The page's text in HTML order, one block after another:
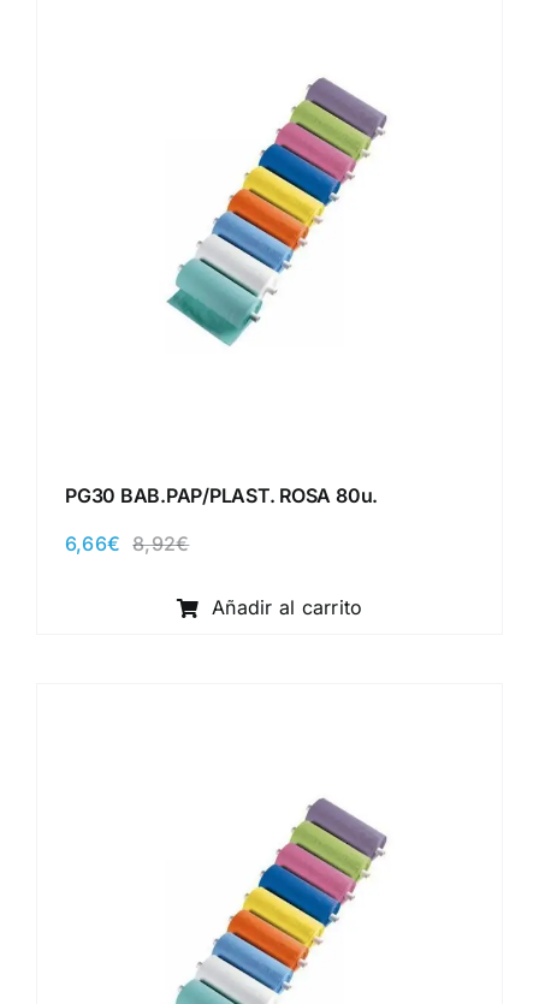
PG30 BAB.PAP/PLAST. ROSA 80u.
8,92€El
original
era:
6,66€
El
actual
es:
Añadir al carrito